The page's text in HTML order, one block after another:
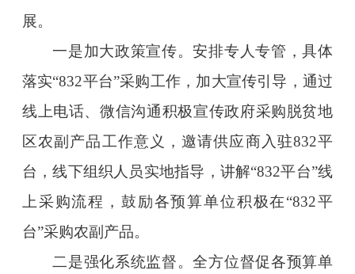
展。
一是加大政策宣传。安排专人专管，具体
落实“832平台”采购工作，加大宣传引导，通过
线上电话、微信沟通积极宣传政府采购脱贫地
区农副产品工作意义，邀请供应商入驻832平
台，线下组织人员实地指导，讲解“832平台”线
上采购流程，鼓励各预算单位积极在“832平
台”采购农副产品。
二是强化系统监督。全方位督促各预算单